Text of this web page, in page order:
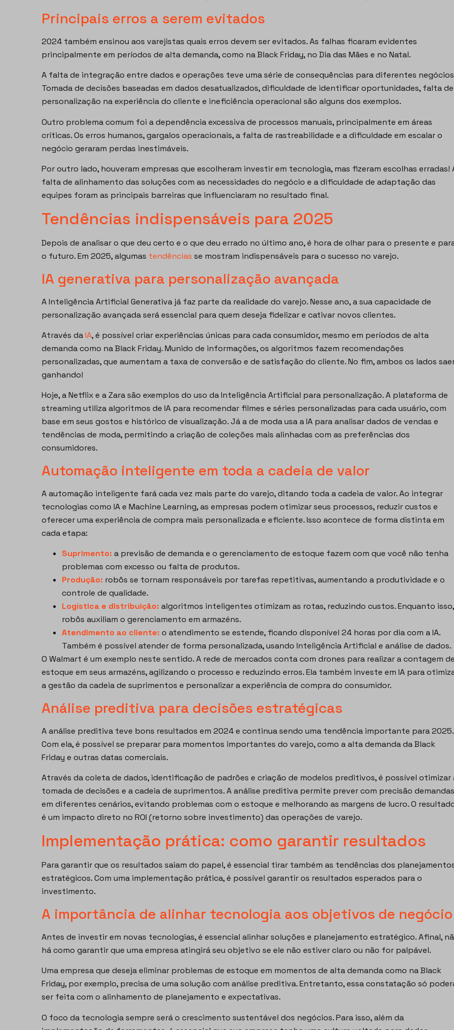
Principais erros a serem evitados
2024 também ensinou aos varejistas quais erros devem ser evitados. As falhas ficaram evidentes
principalmente em períodos de alta demanda, como na Black Friday, no Dia das Mães e no Natal.
A falta de integração entre dados e operações teve uma série de consequências para diferentes
Tomada de decisões baseadas em dados desatualizados, dificuldade de identificar oportunidades, falta de
personalização na experiência do cliente e ineficiência operacional são alguns dos exemplos.
Outro problema comum foi a dependência excessiva de processos manuais, principalmente em áreas
críticas. Os erros humanos, gargalos operacionais, a falta de rastreabilidade e a dificuldade em escalar o
negócio geraram perdas inestimáveis.
Por outro lado, houveram empresas que escolheram investir em tecnologia, mas fizeram escolhas erradas!
falta de alinhamento das soluções com as necessidades do negócio e a dificuldade de adaptação das
equipes foram as principais barreiras que influenciaram no resultado final.
Tendências indispensáveis para 2025
Depois de analisar o que deu certo e o que deu errado no último ano, é hora de olhar para o presente e
o futuro. Em 2025, algumas tendências se mostram indispensáveis para o sucesso no varejo.
IA generativa para personalização avançada
A Inteligência Artificial Generativa já faz parte da realidade do varejo. Nesse ano, a sua capacidade de
personalização avançada será essencial para quem deseja fidelizar e cativar novos clientes.
Através daIA, é possível criar experiências únicas para cada consumidor, mesmo em períodos de alta
demanda como na Black Friday. Munido de informações, os algoritmos fazem recomendações
personalizadas, que aumentam a taxa de conversão e de satisfação do cliente. No fim, ambos os lados
ganhando!
Hoje, a Netflix e a Zara são exemplos do uso da Inteligência Artificial para personalização. A plataforma de
streaming utiliza algoritmos de IA para recomendar filmes e séries personalizadas para cada usuário, com
base em seus gostos e histórico de visualização. Já a de moda usa a IA para analisar dados de vendas e
tendências de moda, permitindo a criação de coleções mais alinhadas com as preferências dos
consumidores.
Automação inteligente em toda a cadeia de valor
A automação inteligente fará cada vez mais parte do varejo, ditando toda a cadeia de valor. Ao integrar
tecnologias como IA e Machine Learning, as empresas podem otimizar seus processos, reduzir custos e
oferecer uma experiência de compra mais personalizada e eficiente. Isso acontece de forma distinta em
cada etapa:
Suprimento: a previsão de demanda e o gerenciamento de estoque fazem com que você não tenha
problemas com excesso ou falta de produtos.
Produção: robôs se tornam responsáveis por tarefas repetitivas, aumentando a produtividade e o
controle de qualidade.
Logística e distribuição: algoritmos inteligentes otimizam as rotas, reduzindo custos. Enquanto isso,
robôs auxiliam o gerenciamento em armazéns.
Atendimento ao cliente: o atendimento se estende, ficando disponível 24 horas por dia com a IA.
Também é possível atender de forma personalizada, usando Inteligência Artificial e análise de dados.
O Walmart é um exemplo neste sentido. A rede de mercados conta com drones para realizar a contagem
estoque em seus armazéns, agilizando o processo e reduzindo erros. Ela também investe em IA para
a gestão da cadeia de suprimentos e personalizar a experiência de compra do consumidor.
Análise preditiva para decisões estratégicas
A análise preditiva teve bons resultados em 2024 e continua sendo uma tendência importante para 2025.
Com ela, é possível se preparar para momentos importantes do varejo, como a alta demanda da Black
Friday e outras datas comerciais.
Através da coleta de dados, identificação de padrões e criação de modelos preditivos, é possível otimizar
tomada de decisões e a cadeia de suprimentos. A análise preditiva permite prever com precisão demandas
em diferentes cenários, evitando problemas com o estoque e melhorando as margens de lucro. O
é um impacto direto no ROI (retorno sobre investimento) das operações de varejo.
Implementação prática: como garantir resultados
Para garantir que os resultados saiam do papel, é essencial tirar também as tendências dos
estratégicos. Com uma implementação prática, é possível garantir os resultados esperados para o
investimento.
A importância de alinhar tecnologia aos objetivos de negócio
Antes de investir em novas tecnologias, é essencial alinhar soluções e planejamento estratégico. Afinal,
há como garantir que uma empresa atingirá seu objetivo se ele não estiver claro ou não for palpável.
Uma empresa que deseja eliminar problemas de estoque em momentos de alta demanda como na Black
Friday, por exemplo, precisa de uma solução com análise preditiva. Entretanto, essa constatação só
ser feita com o alinhamento de planejamento e expectativas.
O foco da tecnologia sempre será o crescimento sustentável dos negócios. Para isso, além da